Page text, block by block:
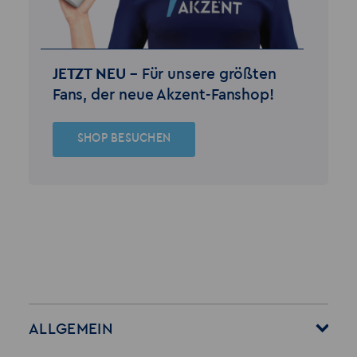
JETZT NEU – Für unsere größten
Fans, der neue Akzent-Fanshop!
SHOP BESUCHEN
ALLGEMEIN